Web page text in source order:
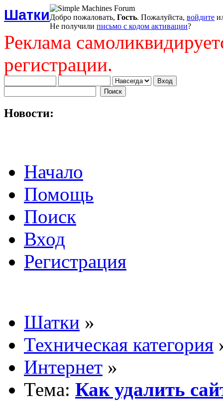
ШаткиДобро пожаловать, Гость. Пожалуйста, войдите
Не получили письмо с кодом активации?
Реклама
регистрации.
Новости:
Начало
Помощь
Поиск
Вход
Регистрация
Шатки »
Техническая категория
Интернет »
Тема: Как удалить